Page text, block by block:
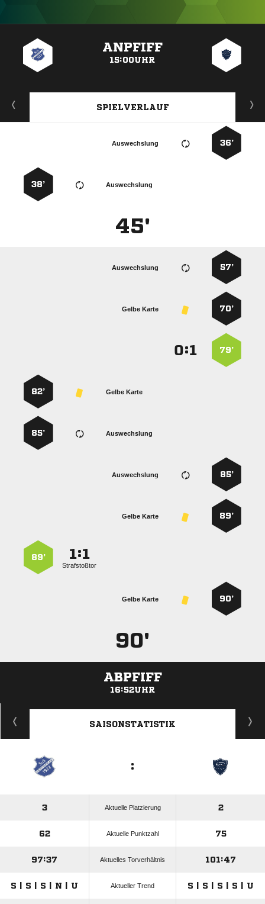
ANPFIFF
15:00UHR
SPIELVERLAUF
36’
Auswechslung
Auswechslung
38’
45'
57’
Auswechslung
70’
Gelbe Karte
79’
:
Gelbe Karte
82’
Auswechslung
85’
85’
Auswechslung
89’
Gelbe Karte
:
Strafstoßtor
89’
90’
Gelbe Karte
90'
ABPFIFF
16:52UHR
ANZEIGE
SAISONSTATISTIK
:
3 Aktuelle Platzierung 2
62 Aktuelle Punktzahl 75
97:37 Aktuelles Torverhältnis 101:47
S | S | S | N | U Aktueller Trend S | S | S | S | U